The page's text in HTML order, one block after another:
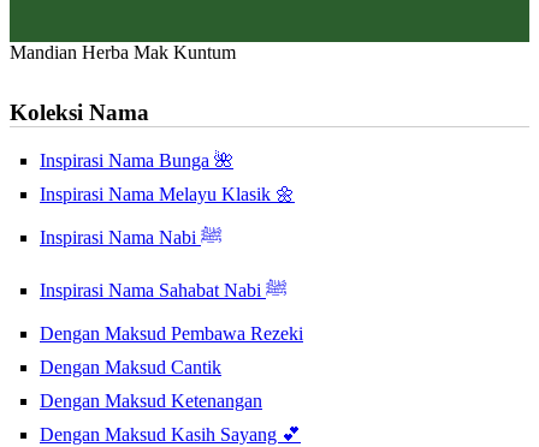
Mandian Herba Mak Kuntum
Koleksi Nama
Inspirasi Nama Bunga 🌺
Inspirasi Nama Melayu Klasik 🌼
Inspirasi Nama Nabi ﷺ
Inspirasi Nama Sahabat Nabi ﷺ
Dengan Maksud Pembawa Rezeki
Dengan Maksud Cantik
Dengan Maksud Ketenangan
Dengan Maksud Kasih Sayang 💕